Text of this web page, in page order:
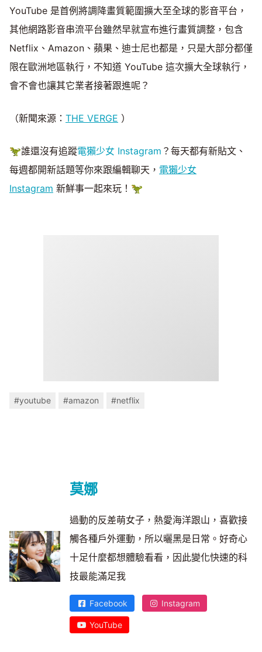
YouTube 是首例將調降畫質範圍擴大至全球的影音平台，
其他網路影音串流平台雖然早就宣布進行畫質調整，包含
Netflix、Amazon、蘋果、迪士尼也都是，只是大部分都僅
限在歐洲地區執行，不知道 YouTube 這次擴大全球執行，
會不會也讓其它業者接著跟進呢？
（新聞來源： THE VERGE ）
🦖誰還沒有追蹤電獺少女 Instagram ？每天都有新貼文、
每週都開新話題等你來跟編輯聊天， 電獺少女
Instagram 新鮮事一起來玩！🦖
#youtube #amazon #netflix
莫娜
過動的反差萌女子，熱愛海洋跟山，喜歡接
觸各種戶外運動，所以曬黑是日常。好奇心
十足什麼都想體驗看看，因此變化快速的科
技最能滿足我
Facebook Instagram
YouTube